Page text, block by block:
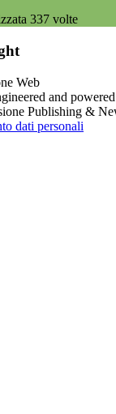
337 volte
and
Publishing &
dati personali